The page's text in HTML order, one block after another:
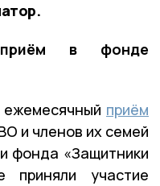
в фонде
ежемесячный приём
и членов их семей
фонда «Защитники
приняли участие